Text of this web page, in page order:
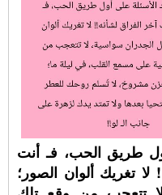
طريق الحب، فـ أنت
تغريك ألوان الصور؛